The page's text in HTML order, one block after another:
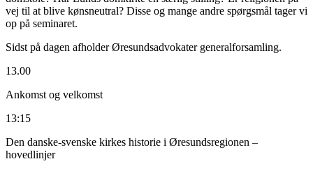
Årets første seminar afholdes mandag den 5. februar 2018 i
Allé 4, 2100 København Ø. Hvis I ikke har gjort det endnu, kan I
vore samfund og regler historisk er blevet til. I Danmark er kirken
retning. I Sverige gennemførte man i 1999 en reform, som betød, at
stat og kirke nu er adskilt, og at ”Kyrkomötet” er højeste myndighed